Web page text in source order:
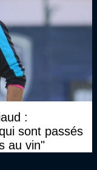
:
sont passés
au vin"